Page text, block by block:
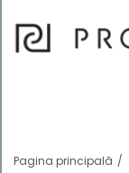
Pagina principală
Filtre